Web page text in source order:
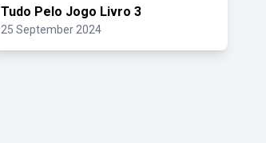
Tudo Pelo Jogo Livro 3
25 September 2024